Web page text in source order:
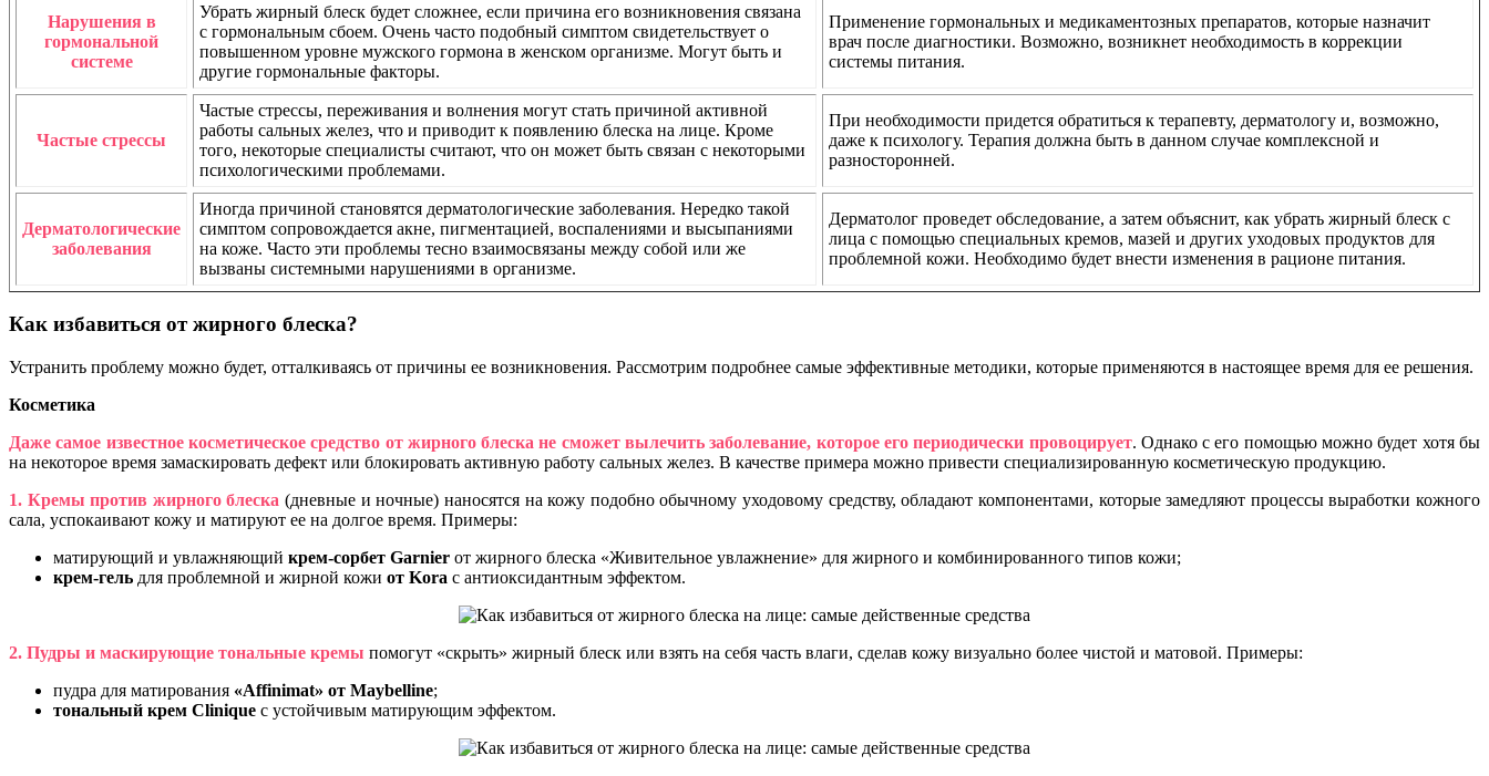
Нарушения в
гормональной
системе
Убрать жирный блеск будет сложнее, если причина его возникновения связана
с гормональным сбоем. Очень часто подобный симптом свидетельствует о
повышенном уровне мужского гормона в женском организме. Могут быть и
другие гормональные факторы.
Применение гормональных и медикаментозных препаратов, которые назначит
врач после диагностики. Возможно, возникнет необходимость в коррекции
системы питания.
Частые стрессы
Частые стрессы, переживания и волнения могут стать причиной активной
работы сальных желез, что и приводит к появлению блеска на лице. Кроме
того, некоторые специалисты считают, что он может быть связан с некоторыми
психологическими проблемами.
При необходимости придется обратиться к терапевту, дерматологу и, возможно,
даже к психологу. Терапия должна быть в данном случае комплексной и
разносторонней.
Дерматологические
заболевания
Иногда причиной становятся дерматологические заболевания. Нередко такой
симптом сопровождается акне, пигментацией, воспалениями и высыпаниями
на коже. Часто эти проблемы тесно взаимосвязаны между собой или же
вызваны системными нарушениями в организме.
Дерматолог проведет обследование, а затем объяснит, как убрать жирный блеск с
лица с помощью специальных кремов, мазей и других уходовых продуктов для
проблемной кожи. Необходимо будет внести изменения в рационе питания.
Как избавиться от жирного блеска?
Устранить проблему можно будет, отталкиваясь от причины ее возникновения. Рассмотрим подробнее самые эффективные методики, которые применяются в настоящее время для ее решения.
Косметика
Даже самое известное косметическое средство от жирного блеска не сможет вылечить заболевание, которое его периодически провоцирует. Однако с его помощью можно будет хотя бы
на некоторое время замаскировать дефект или блокировать активную работу сальных желез. В качестве примера можно привести специализированную косметическую продукцию.
1. Кремы против жирного блеска (дневные и ночные) наносятся на кожу подобно обычному уходовому средству, обладают компонентами, которые замедляют процессы выработки кожного
сала, успокаивают кожу и матируют ее на долгое время. Примеры:
матирующий и увлажняющий крем-сорбет Garnier от жирного блеска «Живительное увлажнение» для жирного и комбинированного типов кожи;
крем-гель для проблемной и жирной кожи от Kora с антиоксидантным эффектом.
2. Пудры и маскирующие тональные кремы помогут «скрыть» жирный блеск или взять на себя часть влаги, сделав кожу визуально более чистой и матовой. Примеры:
пудра для матирования «Affinimat» от Maybelline;
тональный крем Clinique c устойчивым матирующим эффектом.